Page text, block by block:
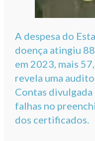
A despesa do
doença atingiu
em 2023, mais
revela uma
Contas
falhas no
dos certificados.